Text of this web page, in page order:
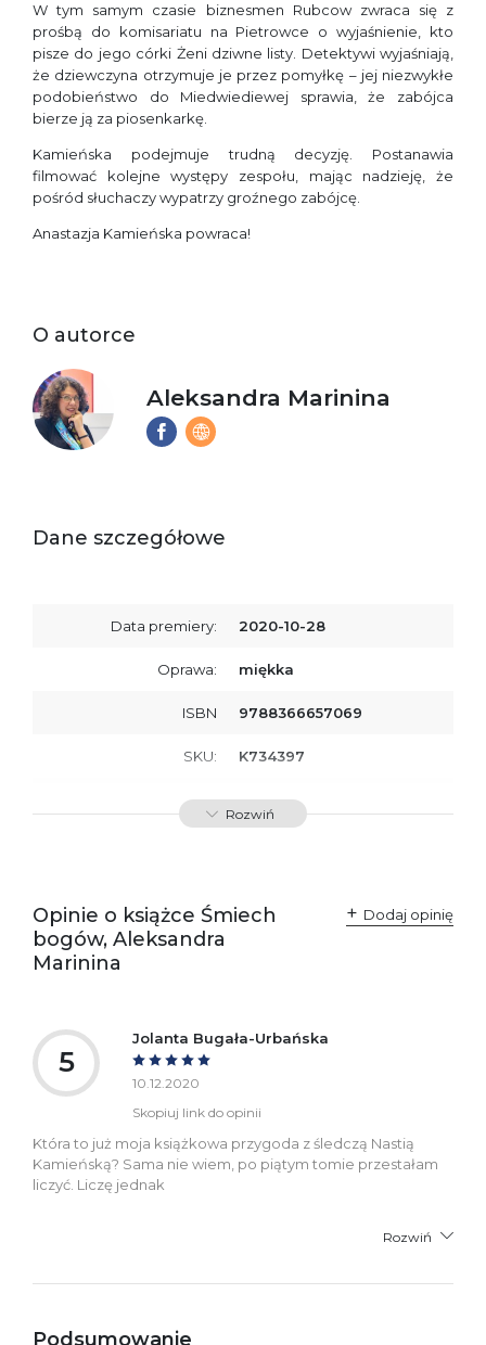
W tym samym czasie biznesmen Rubcow zwraca się z
prośbą do komisariatu na Pietrowce o wyjaśnienie, kto
pisze do jego córki Żeni dziwne listy. Detektywi wyjaśniają,
że dziewczyna otrzymuje je przez pomyłkę – jej niezwykłe
podobieństwo do Miedwiediewej sprawia, że zabójca
bierze ją za piosenkarkę.
Kamieńska podejmuje trudną decyzję. Postanawia
filmować kolejne występy zespołu, mając nadzieję, że
pośród słuchaczy wypatrzy groźnego zabójcę.
Anastazja Kamieńska powraca!
O autorce
Aleksandra Marinina
Dane szczegółowe
Data premiery: 2020-10-28
Oprawa: miękka
ISBN 9788366657069
SKU: K734397
Producent / Osoby
odpowiedzialne za
Wydawnictwo Poznańskie
Sp. z o.o.
+48 61 623 38 38
Ostrzeżenia oraz
informacje dotyczące
Rozwiń
Opinie o książce Śmiech
bogów, Aleksandra
Marinina
Dodaj opinię
5
Jolanta Bugała-Urbańska
10.12.2020
Skopiuj link do opinii
Która to już moja książkowa przygoda z śledczą Nastią
Kamieńską? Sama nie wiem, po piątym tomie przestałam
liczyć. Liczę jednak
Rozwiń
Podsumowanie